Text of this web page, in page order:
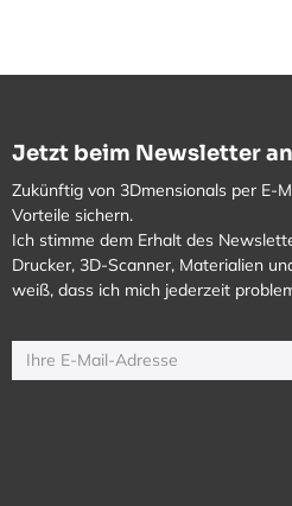
Jetzt beim Newsletter
Zukünftig von 3Dmensionals per E-
Vorteile sichern.
Ich stimme dem Erhalt des
Drucker, 3D-Scanner, Materialien
weiß, dass ich mich jederzeit